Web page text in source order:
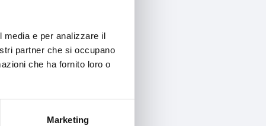
media e per analizzare il
partner che si occupano
che ha fornito loro o
Marketing
Formazione e lavoro
Fotovoltaico
Giustizia e sicurezza
Green economy